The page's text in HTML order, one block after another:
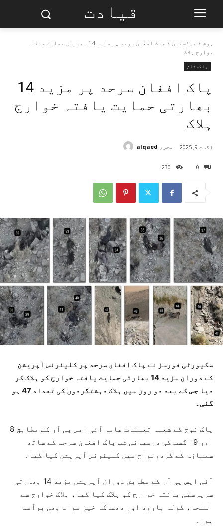
قیادت
ہوم پاکستان
پاک افغان سرحد پر مزید 14 بھارتی حمایت یافتہ
خوارج ہلاک
پاکستان
پاک افغان سرحد پر مزید 14
بھارتی حمایت یافتہ خوارج
ہلاک
0
230
اگست 9, 2025 محرر alqaed
سکیورٹی فورسز نے پاک افغان سرحد پر کلیئرنس آپریشن
کے دوران مزید 14 بھارتی حمایت یافتہ خوارج کو ہلاک کر
دیا جس کے بعد دو روز میں ہلاک دہشتگردوں کی تعداد 47 ہو
گئی۔
پاک فوج کے شعبہ تعلقات عامہ آئی ایس پی آر کے مطابق 8
اور 9 اگست کی درمیانی شب پاک افغان سرحد کے ساتھ
سمبازہ کے گردونواح میں کلیئرنس آپریشن کیا گیا۔
آئی ایس پی آر کے مطابق دوران آپریشن مزید 14 بھارتی
سرپرستی یافتہ خوارج کو ہلاک کیا گیا، ہلاک خوارج سے
اسلحہ، گولہ بارود اور دھماکا خیز مواد بھی برآمد
ہوا۔